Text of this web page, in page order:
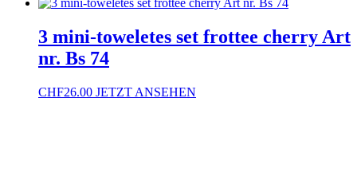
3 mini-toweletes set frottee cherry Art
nr. Bs 74
CHF26.00 JETZT ANSEHEN